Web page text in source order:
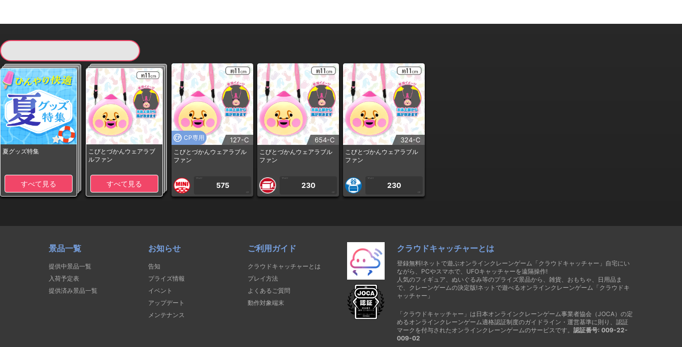
夏グッズ特集
すべて見る
こびとづかんウェアラブ
ルファン
すべて見る
CP専用 127-C
こびとづかんウェアラブル
ファン
1PLAY
575
CP
654-C
こびとづかんウェアラブル
ファン
1PLAY
230
CP
324-C
こびとづかんウェアラブル
ファン
1PLAY
230
CP
景品一覧
提供中景品一覧
入荷予定表
提供済み景品一覧
お知らせ
告知
プライズ情報
イベント
アップデート
メンテナンス
ご利用ガイド
クラウドキャッチャーとは
プレイ方法
よくあるご質問
動作対象端末
クラウドキャッチャーとは
登録無料!ネットで遊ぶオンラインクレーンゲーム「クラウドキャッチャー」自宅にい
ながら、PCやスマホで、UFOキャッチャーを遠隔操作!
人気のフィギュア、ぬいぐるみ等のプライズ景品から、雑貨、おもちゃ、日用品ま
で、クレーンゲームの決定版!ネットで遊べるオンラインクレーンゲーム「クラウドキ
ャッチャー」
「クラウドキャッチャー」は日本オンラインクレーンゲーム事業者協会（JOCA）の定
めるオンラインクレーンゲーム適格認証制度のガイドライン・運営基準に則り、認証
マークを付与されたオンラインクレーンゲームのサービスです。 認証番号: 009-22-
009-02